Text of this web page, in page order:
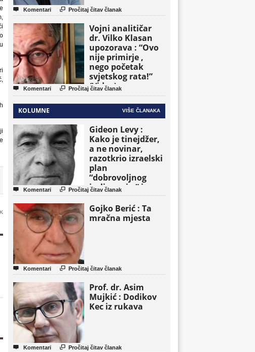
 Komentari  Pročitaj čitav članak
Vojni analitičar
dr. Vilko Klasan
upozorava : “Ovo
nije primirje ,
nego početak
svjetskog rata!”
(Video)
 Komentari  Pročitaj čitav članak
KOLUMNE VIŠE ČLANAKA
Gideon Levy :
Kako je tinejdžer,
a ne novinar,
razotkrio izraelski
plan
“dobrovoljnog
iseljavanja ” iz
Gaze
 Komentari  Pročitaj čitav članak
Gojko Berić : Ta
mračna mjesta
 Komentari  Pročitaj čitav članak
Prof. dr. Asim
Mujkić : Dodikov
Kec iz rukava
 Komentari  Pročitaj čitav članak